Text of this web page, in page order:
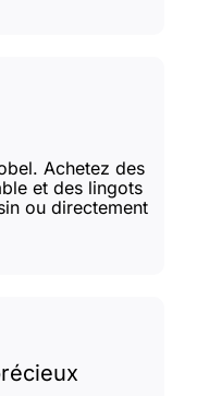
Achetez des
et des lingots
ou directement